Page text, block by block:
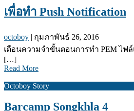
เพื่อทำ Push Notification
octoboy | กุมภาพันธ์ 26, 2016
เตือนความจำขั้นตอนการทำ PEM ไฟล์
[…]
Read More
Octoboy Story
Barcamp Songkhla 4